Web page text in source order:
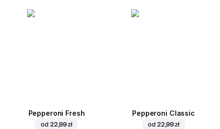
Pepperoni Fresh
od 22,99 zł
Pepperoni Classic
od 22,99 zł